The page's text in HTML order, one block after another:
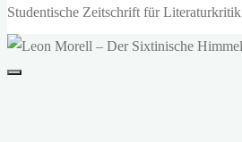
Studentische Zeitschrift für Literaturkritik